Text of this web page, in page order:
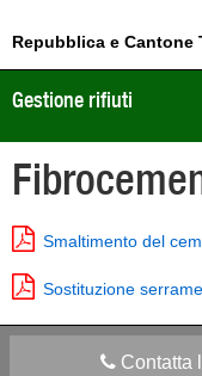
Repubblica e Cantone
Gestione rifiuti
Smaltimento del
Sostituzione
Contatta